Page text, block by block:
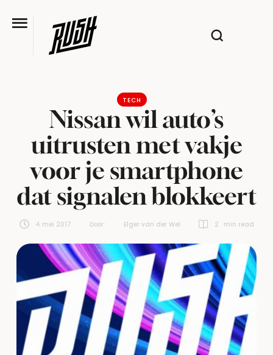
TECH
Nissan wil auto’s
uitrusten met vakje
voor je smartphone
dat signalen blokkeert
4 mei 2017 Door: Elger van der Wel 2 min read